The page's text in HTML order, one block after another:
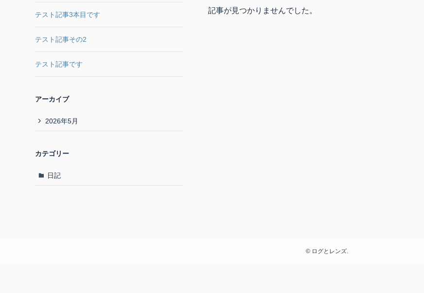
記事が見つかりませんでした。
テスト記事3本目です
テスト記事その2
テスト記事です
アーカイブ
2026年5月
カテゴリー
日記
©ログとレンズ.